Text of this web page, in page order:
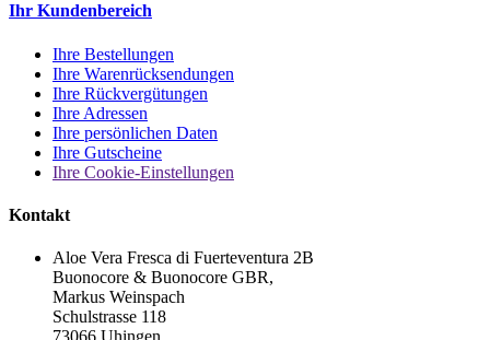
Ihr Kundenbereich
Ihre Bestellungen
Ihre Warenrücksendungen
Ihre Rückvergütungen
Ihre Adressen
Ihre persönlichen Daten
Ihre Gutscheine
Ihre Cookie-Einstellungen
Kontakt
Aloe Vera Fresca di Fuerteventura 2B
Buonocore & Buonocore GBR,
Markus Weinspach
Schulstrasse 118